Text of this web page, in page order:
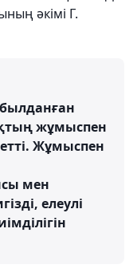
әкімі Г.
жұмыспен
Жұмыспен
мен
елеулі